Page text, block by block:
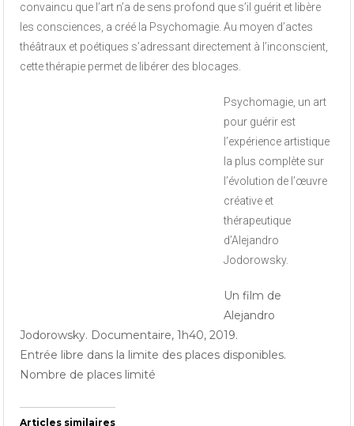
convaincu que l’art n’a de sens profond que s’il guérit et libère
les consciences, a créé la Psychomagie. Au moyen d’actes
théâtraux et poétiques s’adressant directement à l’inconscient,
cette thérapie permet de libérer des blocages.
Psychomagie, un art
pour guérir est
l’expérience artistique
la plus complète sur
l’évolution de l’œuvre
créative et
thérapeutique
d’Alejandro
Jodorowsky.
Un film de
Alejandro
Jodorowsky. Documentaire, 1h40, 2019.
Entrée libre dans la limite des places disponibles.
Nombre de places limité
Articles similaires